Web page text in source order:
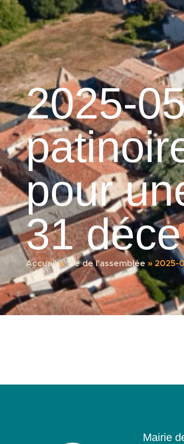
principal
Graulhet et le cuir Accueil
2025-
pour
31
Accueil»Vie de l'assemblée » 2025-
Mairie